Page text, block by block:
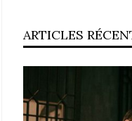
ARTICLES